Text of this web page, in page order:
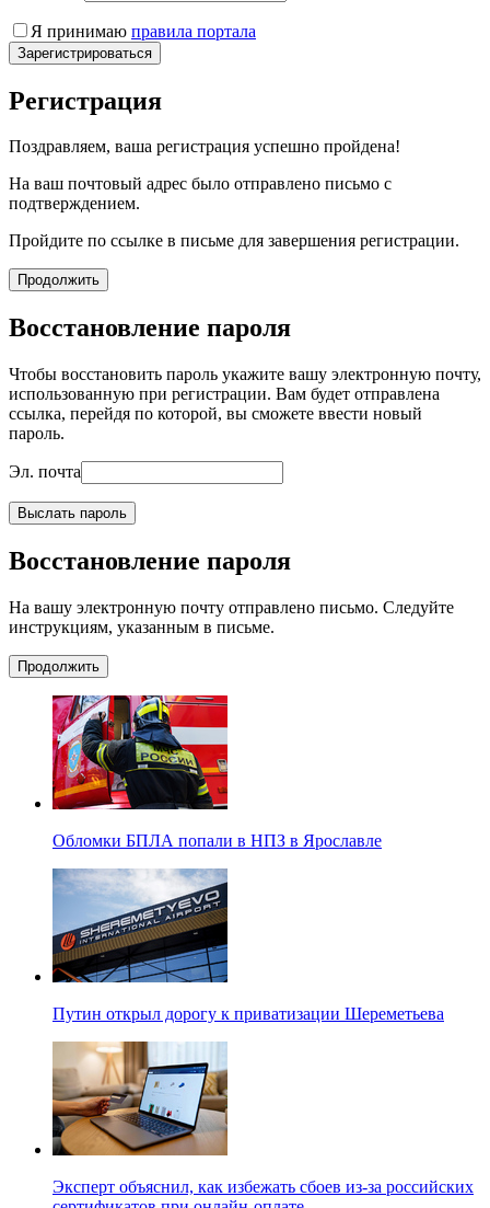
Я принимаю правила портала
Зарегистрироваться
Регистрация
Поздравляем, ваша регистрация успешно пройдена!
На ваш почтовый адрес было отправлено письмо с
подтверждением.
Пройдите по ссылке в письме для завершения регистрации.
Продолжить
Восстановление пароля
Чтобы восстановить пароль укажите вашу электронную почту,
использованную при регистрации. Вам будет отправлена
ссылка, перейдя по которой, вы сможете ввести новый
пароль.
Эл. почта
Выслать пароль
Восстановление пароля
На вашу электронную почту отправлено письмо. Следуйте
инструкциям, указанным в письме.
Продолжить
Обломки БПЛА попали в НПЗ в Ярославле
Путин открыл дорогу к приватизации Шереметьева
Эксперт объяснил, как избежать сбоев из-за российских